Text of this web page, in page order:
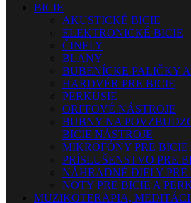
BICIE
AKUSTICKÉ BICIE
ELEKTRONICKÉ BICIE
ČINELY
BLANY
BUBENÍCKE PALIČKY
HARDVÉR PRE BICIE
PERKUSIE
ORFFOVÉ NÁSTROJE
BUBNY NA
BICIE NÁSTROJE
MIKROFÓNY PRE BICIE
PRÍSLUŠENSTVO PRE
NÁHRADNÉ DIELY PRE
NOTY PRE BICIE A
MUZIKOTERAPIA,